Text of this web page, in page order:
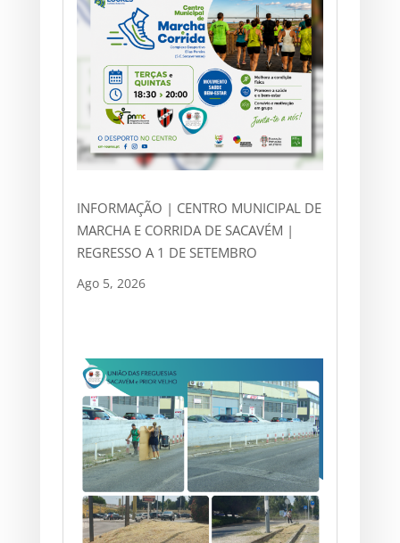
INFORMAÇÃO | CENTRO MUNICIPAL DE
MARCHA E CORRIDA DE SACAVÉM |
REGRESSO A 1 DE SETEMBRO
Ago 5, 2026